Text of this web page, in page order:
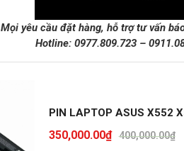
Mọi yêu cầu đặt hàng, hỗ trợ tư vấn
Hotline: 0977.809.723–
PIN LAPTOP ASUS X552
400,000.00₫
350,000.00₫